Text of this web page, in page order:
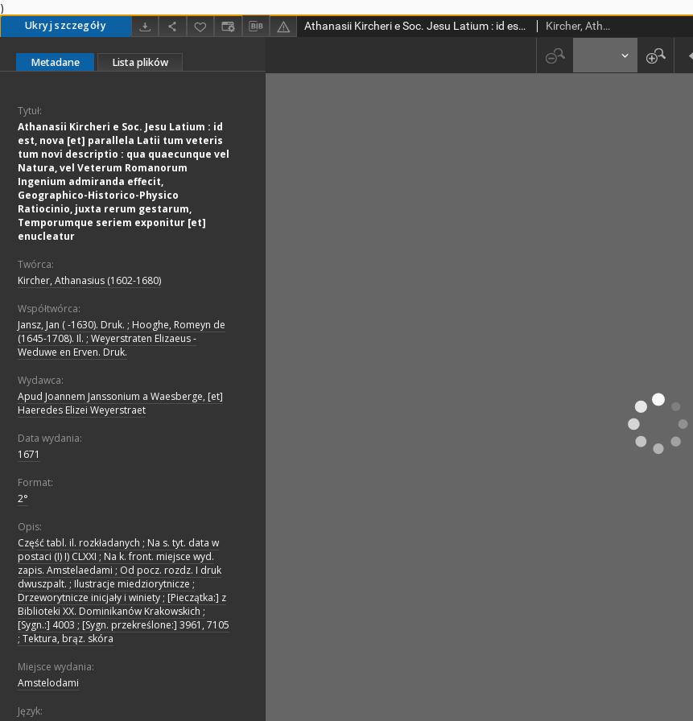
)
Ukryj szczegóły Athanasii Kircheri e Soc. Jesu Latium : id est, nova [et] parallela Latii tum veteris tum novi descriptio : qua quaecunque vel Natura, vel Veterum Romanorum Ingenium admiranda effecit, Geographico-Historico-Physico Ratiocinio, juxta rerum gestarum, Temporumque seriem exponitur [et] enucleatur Kircher, Athanasius (1602-1680)
Metadane Lista plików
Tytuł:
Athanasii Kircheri e Soc. Jesu Latium : id
est, nova [et] parallela Latii tum veteris
tum novi descriptio : qua quaecunque vel
Natura, vel Veterum Romanorum
Ingenium admiranda effecit,
Geographico-Historico-Physico
Ratiocinio, juxta rerum gestarum,
Temporumque seriem exponitur [et]
enucleatur
Twórca:
Kircher, Athanasius (1602-1680)
Współtwórca:
Jansz, Jan ( -1630). Druk. ; Hooghe, Romeyn de
(1645-1708). Il. ; Weyerstraten Elizaeus -
Weduwe en Erven. Druk.
Wydawca:
Apud Joannem Janssonium a Waesberge, [et]
Haeredes Elizei Weyerstraet
Data wydania:
1671
Format:
2°
Opis:
Część tabl. il. rozkładanych ; Na s. tyt. data w
postaci (I) I) CLXXI ; Na k. front. miejsce wyd.
zapis. Amstelaedami ; Od pocz. rozdz. I druk
dwuszpalt. ; Ilustracje miedziorytnicze ;
Drzeworytnicze inicjały i winiety ; [Pieczątka:] z
Biblioteki XX. Dominikanów Krakowskich ;
[Sygn.:] 4003 ; [Sygn. przekreślone:] 3961, 7105
; Tektura, brąz. skóra
Miejsce wydania:
Amstelodami
Język: